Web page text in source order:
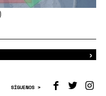
›
SÍGUENOS >